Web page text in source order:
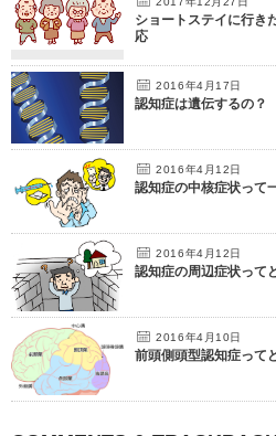
ショートステイに行き
応
2016年4月17日
認知症は遺伝するの？
2016年4月12日
認知症の中核症状って
2016年4月12日
認知症の周辺症状って
2016年4月10日
前頭側頭型認知症って